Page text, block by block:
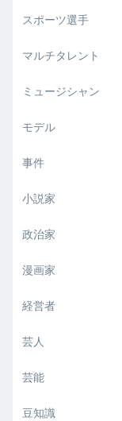
スポーツ選手
マルチタレント
ミュージシャン
モデル
事件
小説家
政治家
漫画家
経営者
芸人
芸能
豆知識